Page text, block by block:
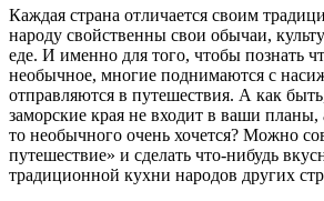
Каждая страна отличается своим
народу свойственны свои обычаи,
еде. И именно для того, чтобы познать
необычное, многие поднимаются с
отправляются в путешествия. А как
заморские края не входит в ваши планы,
то необычного очень хочется? Можно
путешествие» и сделать что-нибудь
традиционной кухни народов других